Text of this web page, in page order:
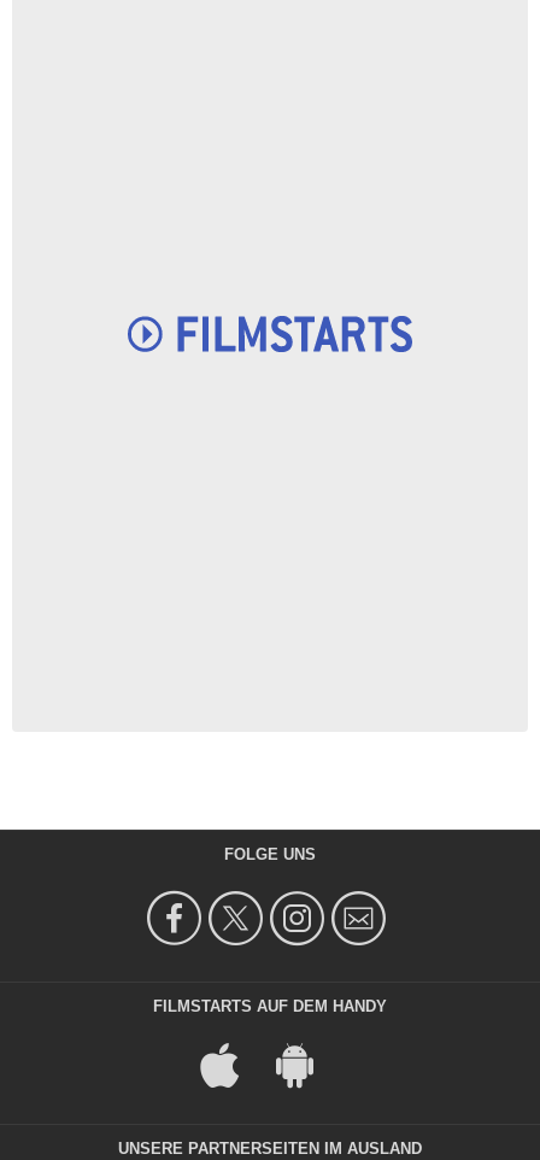
FOLGE UNS
FILMSTARTS AUF DEM HANDY
UNSERE PARTNERSEITEN IM AUSLAND